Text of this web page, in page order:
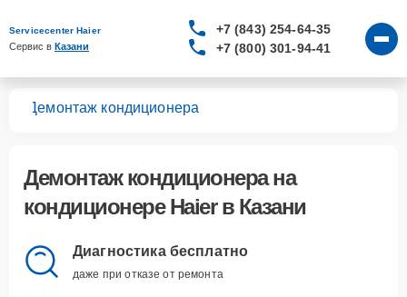
Servicecenter Haier
Сервис в Казани
+7 (843) 254-64-35
+7 (800) 301-94-41
Демонтаж кондиционера
Демонтаж кондиционерана
кондиционере Haier в Казани
Диагностика бесплатно
даже при отказе от ремонта